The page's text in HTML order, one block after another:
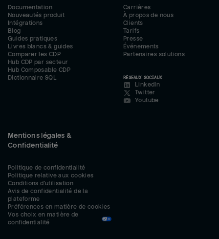
Documentation
Nouveautés produit
Intégrations
Blog
Guides pratiques
Livres blancs & guides
Comparer les CDP
Hub CDP par secteur
Hub Composable CDP
Dictionnaire SQL
Carrières
À propos de nous
Clients
Tarifs
Presse
Événements
Partenaires solutions
RÉSEAUX SOCIAUX
LinkedIn
Twitter
Youtube
Mentions légales &
Confidentialité
Politique de confidentialité
Politique relative aux cookies
Conditions d'utilisation
Avis de confidentialité de la
plateforme
Préférences en matière de cookies
Vos choix en matière de
confidentialité